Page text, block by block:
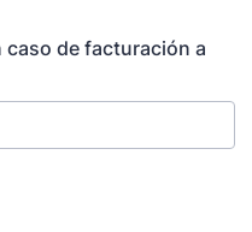
caso de facturación a